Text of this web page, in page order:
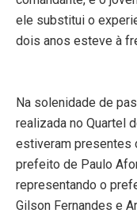
ele substitui o
dois anos esteve à
Na solenidade de
realizada no Quartel
estiveram presentes
prefeito de Paulo
representando o
Gilson Fernandes e